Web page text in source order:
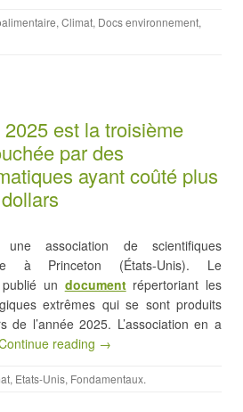
, Climat, Docs environnement,
est la troisième
par des
ayant coûté plus
association de scientifiques
à Princeton (États-Unis). Le
un documentrépertoriant les
extrêmes qui se sont produits
de l’année 2025. L’association en a
reading →
, Etats-Unis, Fondamentaux.